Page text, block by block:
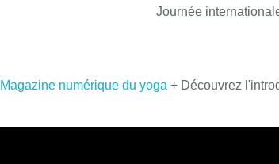
Journée
Magazine numérique du yoga + Découvrez